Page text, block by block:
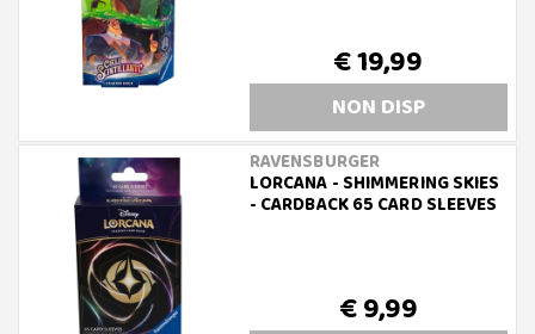
€ 19,99
NON DISP
RAVENSBURGER
LORCANA - SHIMMERING SKIES
- CARDBACK 65 CARD SLEEVES
€ 9,99